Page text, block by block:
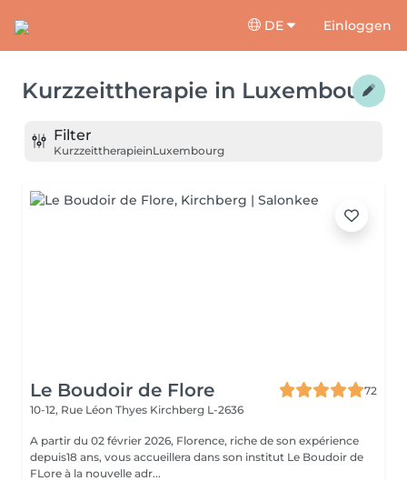
DE Einloggen
Kurzzeittherapie in Luxembourg
Filter
KurzzeittherapieinLuxembourg
Le Boudoir de Flore
72
10-12, Rue Léon Thyes Kirchberg L-2636
A partir du 02 février 2026, Florence, riche de son expérience
depuis18 ans, vous accueillera dans son institut Le Boudoir de
FLore à la nouvelle adr...